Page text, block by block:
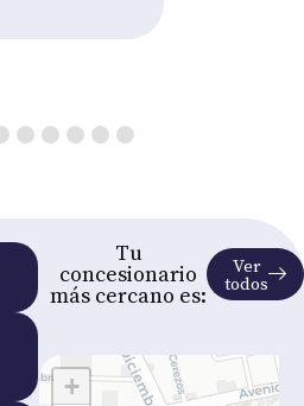
Tu
concesionario
más cercano es:
Ver
todos
+